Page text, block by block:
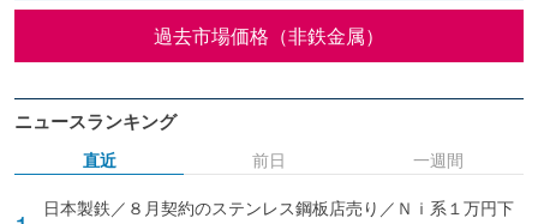
過去市場価格（非鉄金属）
ニュースランキング
直近
日本製鉄／８月契約のステンレス鋼板店売り／Ｎｉ系１万円下
前日 一週間